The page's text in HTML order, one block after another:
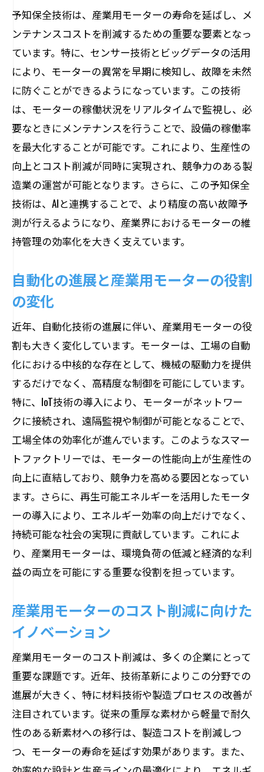
運用
長寿命化を実現するモーター保全技術の
革新
環境配慮型モーター技術のビジネスチャ
ンス
持続可能な成長を支えるモーターの社会
的役割
グリーンモーター技術が環境政策に与え
る影響
スマートモーター開発がもたらす自立的動作
と安全性の向上
AI技術が進化させるスマートモーターの
可能性
センサー技術によるモーターの安全性向
上
仕組み
スマートモーターが実現する工場オート
メーション
安全性を考慮したスマートモーターの設
計指針
スマートモーターの導入が産業に与える
影響
産業用モーターの設計自由度を高める新技術
の展望
カスタマイズ性を向上させる新設計手法
設計自由度を支える最新のシミュレーシ
ョン技術
モジュール化が可能にするフレキシブル
設計段階から考えるエコモーターの最適
化
設計自由度を高めるオープンソース技術
の活用
未来の製造業を支える設計革新の動向
モーターの未来を拓く鍵となる技術革新の実
例
革新的なモーター設計の実際のプロジェ
予知保全技術は、産業用モーターの寿命を延ばし、メ
ンテナンスコストを削減するための重要な要素となっ
ています。特に、センサー技術とビッグデータの活用
により、モーターの異常を早期に検知し、故障を未然
に防ぐことができるようになっています。この技術
は、モーターの稼働状況をリアルタイムで監視し、必
要なときにメンテナンスを行うことで、設備の稼働率
を最大化することが可能です。これにより、生産性の
向上とコスト削減が同時に実現され、競争力のある製
造業の運営が可能となります。さらに、この予知保全
技術は、AIと連携することで、より精度の高い故障予
測が行えるようになり、産業界におけるモーターの維
持管理の効率化を大きく支えています。
自動化の進展と産業用モーターの役割
の変化
近年、自動化技術の進展に伴い、産業用モーターの役
割も大きく変化しています。モーターは、工場の自動
化における中核的な存在として、機械の駆動力を提供
するだけでなく、高精度な制御を可能にしています。
特に、IoT技術の導入により、モーターがネットワー
クに接続され、遠隔監視や制御が可能となることで、
工場全体の効率化が進んでいます。このようなスマー
トファクトリーでは、モーターの性能向上が生産性の
向上に直結しており、競争力を高める要因となってい
ます。さらに、再生可能エネルギーを活用したモータ
ーの導入により、エネルギー効率の向上だけでなく、
持続可能な社会の実現に貢献しています。これによ
り、産業用モーターは、環境負荷の低減と経済的な利
益の両立を可能にする重要な役割を担っています。
産業用モーターのコスト削減に向けた
イノベーション
産業用モーターのコスト削減は、多くの企業にとって
重要な課題です。近年、技術革新によりこの分野での
進展が大きく、特に材料技術や製造プロセスの改善が
注目されています。従来の重厚な素材から軽量で耐久
性のある新素材への移行は、製造コストを削減しつ
つ、モーターの寿命を延ばす効果があります。また、